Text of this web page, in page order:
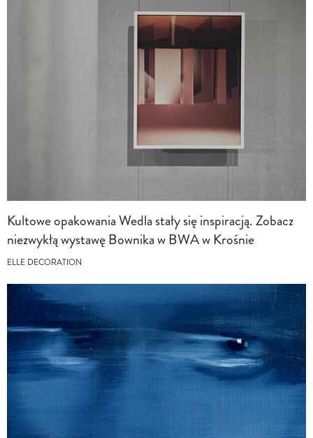
Kultowe opakowania Wedla stały się inspiracją. Zobacz
niezwykłą wystawę Bownika w BWA w Krośnie
ELLE DECORATION